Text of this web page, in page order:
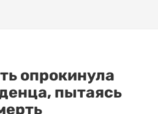
опрокинула
пытаясь